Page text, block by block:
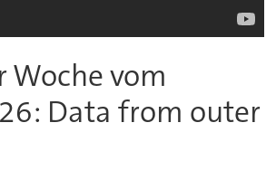
Woche vom
Data from outer